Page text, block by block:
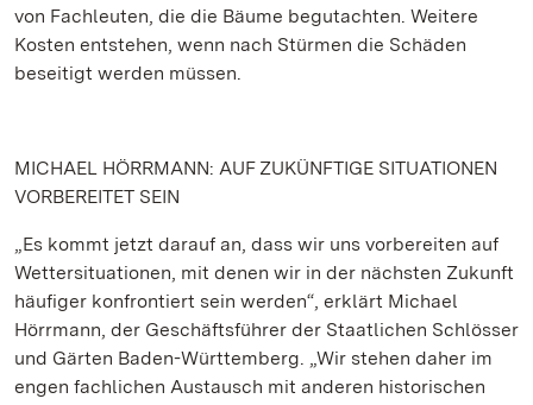
von Fachleuten, die die Bäume begutachten. Weitere
Kosten entstehen, wenn nach Stürmen die Schäden
beseitigt werden müssen.
MICHAEL HÖRRMANN: AUF ZUKÜNFTIGE SITUATIONEN
VORBEREITET SEIN
„Es kommt jetzt darauf an, dass wir uns vorbereiten auf
Wettersituationen, mit denen wir in der nächsten Zukunft
häufiger konfrontiert sein werden“, erklärt Michael
Hörrmann, der Geschäftsführer der Staatlichen Schlösser
und Gärten Baden-Württemberg. „Wir stehen daher im
engen fachlichen Austausch mit anderen historischen